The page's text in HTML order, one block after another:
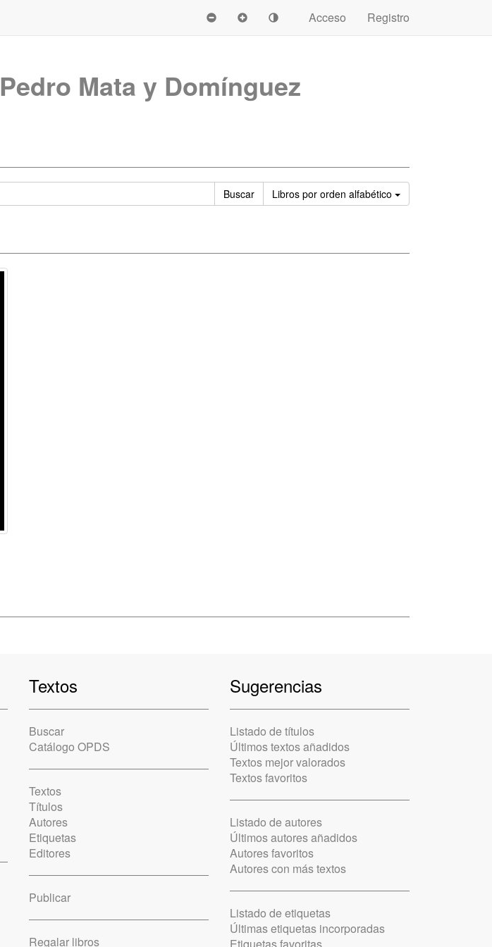
Acceso
Registro
Pedro Mata y Domínguez
Buscar Libros por orden alfabético Ordenar
Textos
Buscar
Catálogo OPDS
Textos
Títulos
Autores
Etiquetas
Editores
Publicar
Regalar libros
Sugerencias
Listado de títulos
Últimos textos añadidos
Textos mejor valorados
Textos favoritos
Listado de autores
Últimos autores añadidos
Autores favoritos
Autores con más textos
Listado de etiquetas
Últimas etiquetas incorporadas